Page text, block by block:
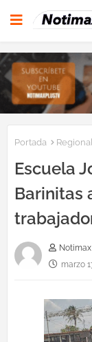
Portada Regional
Escuela
Barinitas
marzo